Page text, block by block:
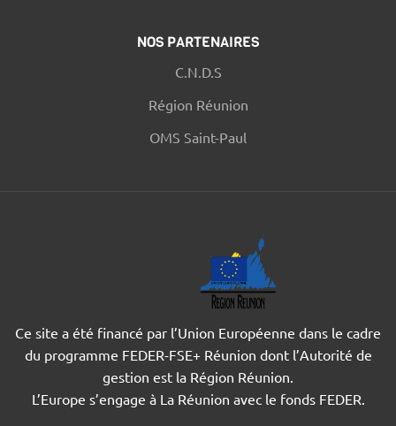
NOS PARTENAIRES
C.N.D.S
Région Réunion
OMS Saint-Paul
Ce site a été financé par l’Union Européenne dans le cadre
du programme FEDER-FSE+ Réunion dont l’Autorité de
gestion est la Région Réunion.
L’Europe s’engage à La Réunion avec le fonds FEDER.